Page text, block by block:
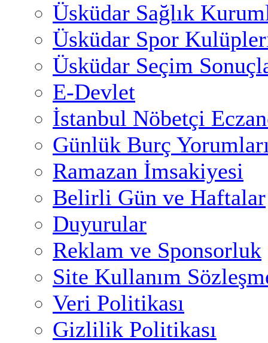
Üsküdar Sağlık
Üsküdar Spor
Üsküdar Seçim
E-Devlet
İstanbul Nöbetçi
Günlük Burç
Ramazan İmsakiyesi
Belirli Gün ve Haftalar
Duyurular
Reklam ve Sponsorluk
Site Kullanım
Veri Politikası
Gizlilik Politikası